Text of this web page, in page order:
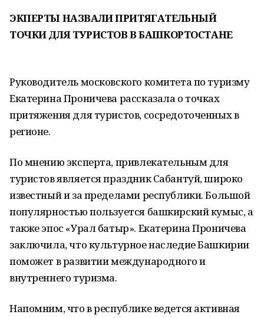
ЭКПЕРТЫ НАЗВАЛИ ПРИТЯГАТЕЛЬНЫЙ
ТОЧКИ ДЛЯ ТУРИСТОВ В БАШКОРТОСТАНЕ
Руководитель московского комитета по туризму
Екатерина Проничева рассказала о точках
притяжения для туристов, сосредоточенных в
регионе.
По мнению эксперта, привлекательным для
туристов является праздник Сабантуй, широко
известный и за пределами республики. Большой
популярностью пользуется башкирский кумыс, а
также эпос «Урал батыр». Екатерина Проничева
заключила, что культурное наследие Башкирии
поможет в развитии международного и
внутреннего туризма.
Напомним, что в республике ведется активная